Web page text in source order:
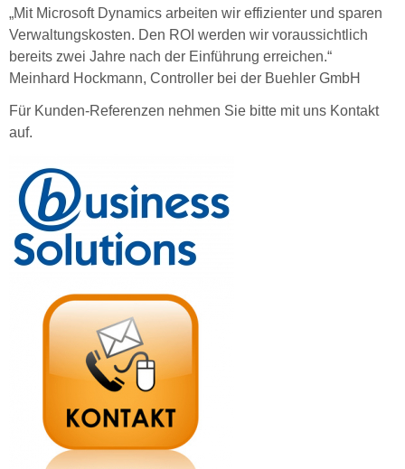
„Mit Microsoft Dynamics arbeiten wir effizienter und sparen
Verwaltungskosten. Den ROI werden wir voraussichtlich
bereits zwei Jahre nach der Einführung erreichen.“
Meinhard Hockmann, Controller bei der Buehler GmbH
Für Kunden-Referenzen nehmen Sie bitte mit uns Kontakt
auf.